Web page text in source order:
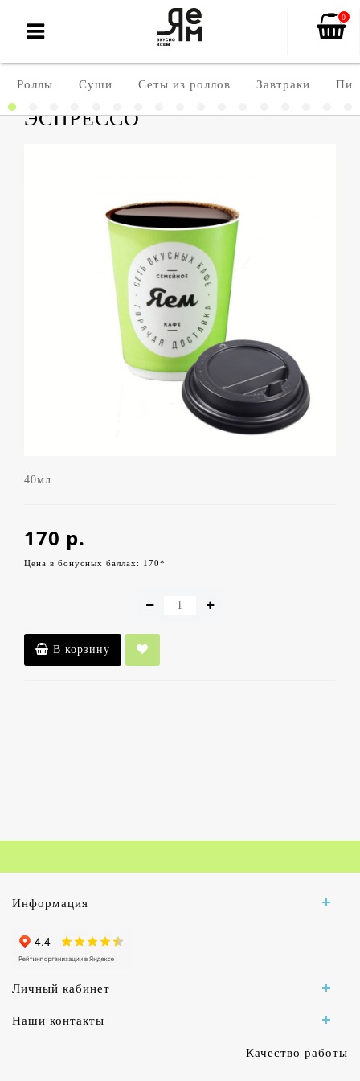
0
Роллы Суши Сеты из роллов Завтраки
ЭСПРЕССО
40мл
170 р.
Цена в бонусных баллах: 170*
В корзину
Информация
Личный кабинет
Наши контакты
Качество работы